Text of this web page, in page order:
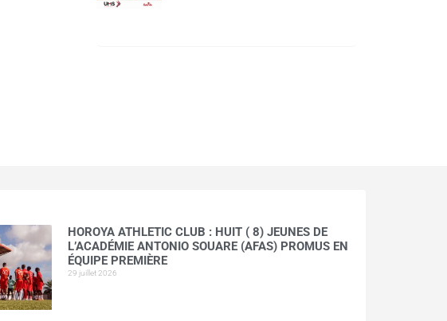
HOROYA ATHLETIC CLUB : HUIT ( 8) JEUNES DE
L’ACADÉMIE ANTONIO SOUARE (AFAS) PROMUS EN
ÉQUIPE PREMIÈRE
29 juillet 2026